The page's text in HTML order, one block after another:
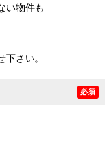
い物件も
さい。
必須